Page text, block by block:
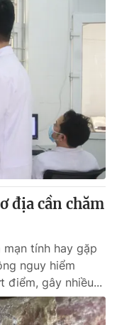
địa cần chăm
tính hay gặp
nguy hiểm
điểm, gây nhiều...